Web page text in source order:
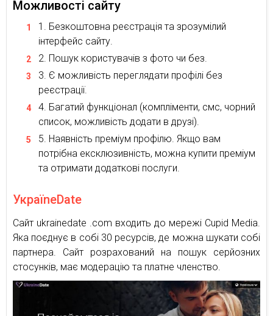
Можливості сайту
Безкоштовна реєстрація та зрозумілий
інтерфейс сайту.
Пошук користувачів з фото чи без.
Є можливість переглядати профілі без
реєстрації.
Багатий функціонал (компліменти, смс, чорний
список, можливість додати в друзі).
Наявність преміум профілю. Якщо вам
потрібна ексклюзивність, можна купити преміум
та отримати додаткові послуги.
УкраїneDate
Сайт ukrainedate .com входить до мережі Cupid Media.
Яка поєднує в собі 30 ресурсів, де можна шукати собі
партнера. Сайт розрахований на пошук серйозних
стосунків, має модерацію та платне членство.